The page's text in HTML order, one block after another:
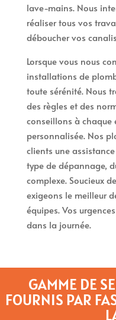
lave-mains. Nous
réaliser tous vos
déboucher vos
Lorsque vous nous
installations de
toute sérénité. Nous
des règles et des
conseillons à chaque
personnalisée. Nos
clients une
type de dépannage,
complexe. Soucieux
exigeons le meilleur
équipes. Vos
dans la journée.
GAMME DE
FOURNIS PAR